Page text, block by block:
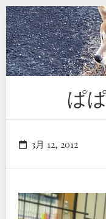
Skip
to
content
ぱ
3月 12, 2012